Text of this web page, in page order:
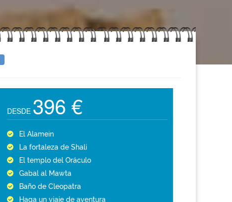
DESDE 396 €
El Alamein
La fortaleza de Shali
El templo del Oráculo
Gabal al Mawta
Baño de Cleopatra
Haga un viaje de aventura